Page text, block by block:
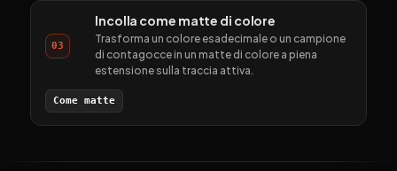
03
Incolla come matte di colore
Trasforma un colore esadecimale o un campione
di contagocce in un matte di colore a piena
estensione sulla traccia attiva.
Come matte